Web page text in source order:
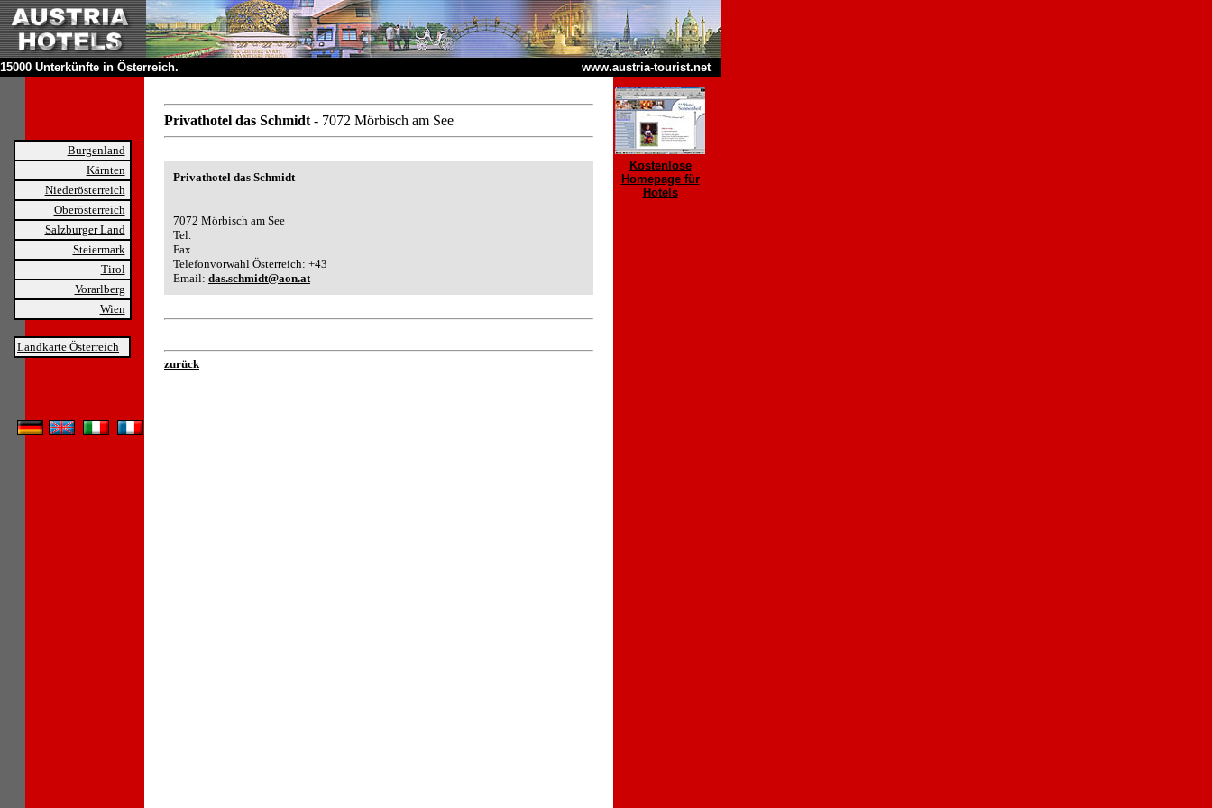
15000 Unterkünfte in Österreich. www.austria-tourist.net
Burgenland
Kärnten
Niederösterreich
Oberösterreich
Salzburger Land
Steiermark
Tirol
Vorarlberg
Wien
Landkarte Österreich
Privathotel das Schmidt - 7072 Mörbisch am See
Privathotel das Schmidt
7072 Mörbisch am See
Tel.
Fax
Telefonvorwahl Österreich: +43
Email: das.schmidt@aon.at
zurück
Kostenlose
Homepage für
Hotels